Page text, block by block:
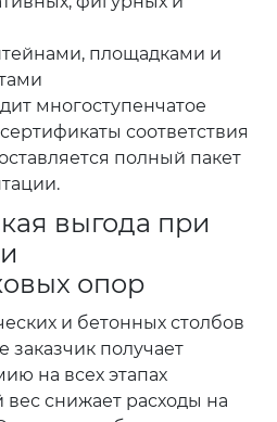
площадками и
многоступенчатое
соответствия
полный пакет
выгода при
опор
и бетонных столбов
заказчик получает
на всех этапах
вес снижает расходы на